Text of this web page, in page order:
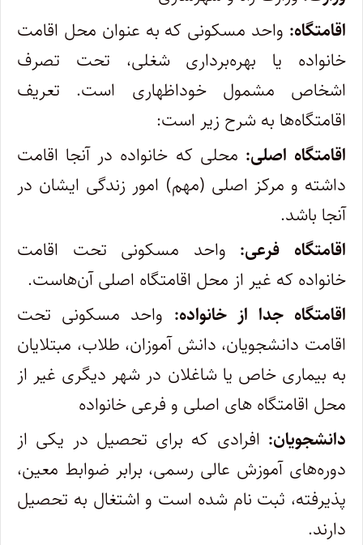
اقامتگاه: واحد مسکونی که به عنوان محل اقامت
خانواده یا بهره‌برداری شغلی، تحت تصرف
اشخاص مشمول خوداظهاری است. تعریف
اقامتگاه‌ها به شرح زیر است:
اقامتگاه اصلی: محلی که خانواده در آنجا اقامت
داشته و مرکز اصلی (مهم) امور زندگی ایشان در
آنجا باشد.
اقامتگاه فرعی: واحد مسکونی تحت اقامت
خانواده که غیر از محل اقامتگاه اصلی آن‌هاست.
اقامتگاه جدا از خانواده: واحد مسکونی تحت
اقامت دانشجویان، دانش آموزان، طلاب، مبتلایان
به بیماری خاص یا شاغلان در شهر دیگری غیر از
محل اقامتگاه های اصلی و فرعی خانواده
دانشجویان: افرادی که برای تحصیل در یکی از
دوره‌های آموزش عالی رسمی، برابر ضوابط معین،
پذیرفته، ثبت نام شده است و اشتغال به تحصیل
دارند.